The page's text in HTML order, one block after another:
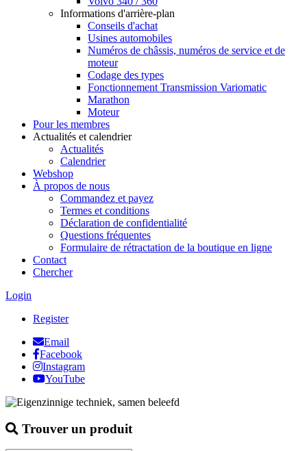
Informations d'arrière-plan
Conseils d'achat
Usines automobiles
Numéros de châssis, numéros de service et de
moteur
Codage des types
Fonctionnement Transmission Variomatic
Marathon
Moteur
Pour les membres
Actualités et calendrier
Actualités
Calendrier
Webshop
À propos de nous
Commandez et payez
Termes et conditions
Déclaration de confidentialité
Questions fréquentes
Formulaire de rétractation de la boutique en ligne
Contact
Chercher
Login
Register
Email
Facebook
Instagram
YouTube
Trouver un produit